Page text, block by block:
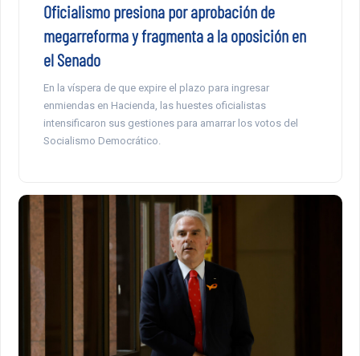
Oficialismo presiona por aprobación de
megarreforma y fragmenta a la oposición en
el Senado
En la víspera de que expire el plazo para ingresar
enmiendas en Hacienda, las huestes oficialistas
intensificaron sus gestiones para amarrar los votos del
Socialismo Democrático.